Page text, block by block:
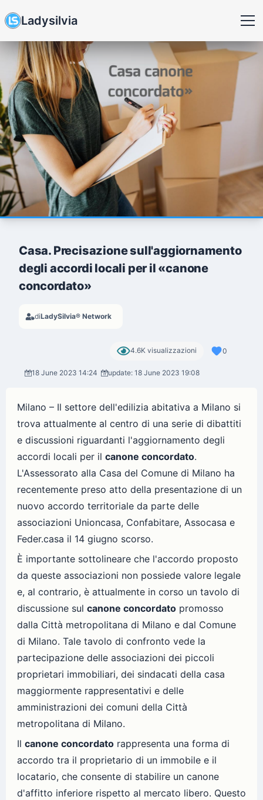
Ladysilvia
Casa. Precisazione sull'aggiornamento
degli accordi locali per il «canone
concordato»
diLadySilvia® Network
4.6K visualizzazioni 0
18 June 2023 14:24 update: 18 June 2023 19:08
Milano – Il settore dell'edilizia abitativa a Milano si
trova attualmente al centro di una serie di dibattiti
e discussioni riguardanti l'aggiornamento degli
accordi locali per il canone concordato.
L'Assessorato alla Casa del Comune di Milano ha
recentemente preso atto della presentazione di un
nuovo accordo territoriale da parte delle
associazioni Unioncasa, Confabitare, Assocasa e
Feder.casa il 14 giugno scorso.
È importante sottolineare che l'accordo proposto
da queste associazioni non possiede valore legale
e, al contrario, è attualmente in corso un tavolo di
discussione sul canone concordato promosso
dalla Città metropolitana di Milano e dal Comune
di Milano. Tale tavolo di confronto vede la
partecipazione delle associazioni dei piccoli
proprietari immobiliari, dei sindacati della casa
maggiormente rappresentativi e delle
amministrazioni dei comuni della Città
metropolitana di Milano.
Il canone concordato rappresenta una forma di
accordo tra il proprietario di un immobile e il
locatario, che consente di stabilire un canone
d'affitto inferiore rispetto al mercato libero. Questo